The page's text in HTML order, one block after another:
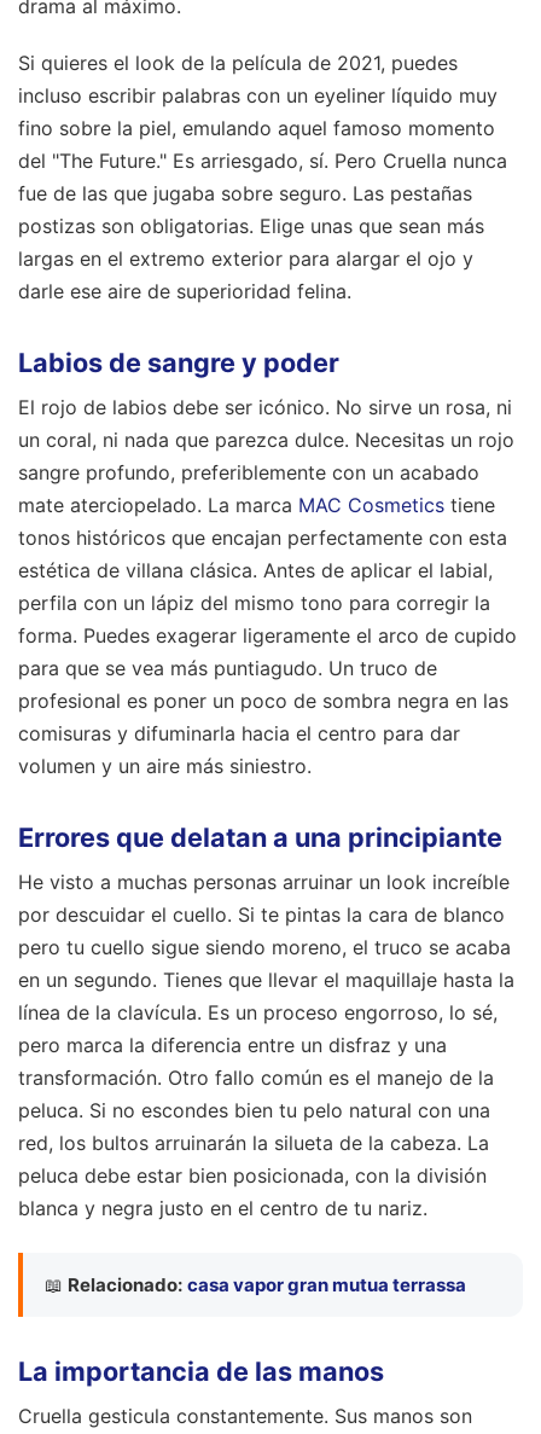
drama al máximo.
Si quieres el look de la película de 2021, puedes
incluso escribir palabras con un eyeliner líquido muy
fino sobre la piel, emulando aquel famoso momento
del "The Future." Es arriesgado, sí. Pero Cruella nunca
fue de las que jugaba sobre seguro. Las pestañas
postizas son obligatorias. Elige unas que sean más
largas en el extremo exterior para alargar el ojo y
darle ese aire de superioridad felina.
Labios de sangre y poder
El rojo de labios debe ser icónico. No sirve un rosa, ni
un coral, ni nada que parezca dulce. Necesitas un rojo
sangre profundo, preferiblemente con un acabado
mate aterciopelado. La marca MAC Cosmetics tiene
tonos históricos que encajan perfectamente con esta
estética de villana clásica. Antes de aplicar el labial,
perfila con un lápiz del mismo tono para corregir la
forma. Puedes exagerar ligeramente el arco de cupido
para que se vea más puntiagudo. Un truco de
profesional es poner un poco de sombra negra en las
comisuras y difuminarla hacia el centro para dar
volumen y un aire más siniestro.
Errores que delatan a una principiante
He visto a muchas personas arruinar un look increíble
por descuidar el cuello. Si te pintas la cara de blanco
pero tu cuello sigue siendo moreno, el truco se acaba
en un segundo. Tienes que llevar el maquillaje hasta la
línea de la clavícula. Es un proceso engorroso, lo sé,
pero marca la diferencia entre un disfraz y una
transformación. Otro fallo común es el manejo de la
peluca. Si no escondes bien tu pelo natural con una
red, los bultos arruinarán la silueta de la cabeza. La
peluca debe estar bien posicionada, con la división
blanca y negra justo en el centro de tu nariz.
📖 Relacionado: casa vapor gran mutua terrassa
La importancia de las manos
Cruella gesticula constantemente. Sus manos son